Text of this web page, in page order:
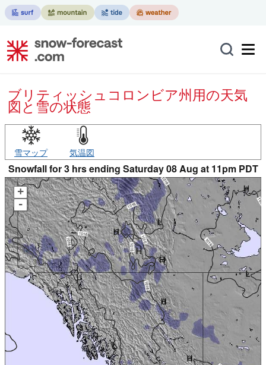
ブリティッシュコロンビア州用の天気
図と雪の状態
雪マップ 気温図
Snowfall for 3 hrs ending Saturday 08 Aug at 11pm PDT
+
-